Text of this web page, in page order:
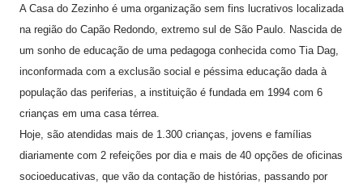
A Casa do Zezinho é uma organização sem fins lucrativos localizada
na região do Capão Redondo, extremo sul de São Paulo. Nascida de
um sonho de educação de uma pedagoga conhecida como Tia Dag,
inconformada com a exclusão social e péssima educação dada à
população das periferias, a instituição é fundada em 1994 com 6
crianças em uma casa térrea.
Hoje, são atendidas mais de 1.300 crianças, jovens e famílias
diariamente com 2 refeições por dia e mais de 40 opções de oficinas
socioeducativas, que vão da contação de histórias, passando por